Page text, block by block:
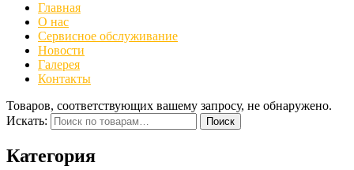
Главная
О нас
Сервисное обслуживание
Новости
Галерея
Контакты
Товаров, соответствующих вашему запросу, не обнаружено.
Искать:
Поиск
Категория